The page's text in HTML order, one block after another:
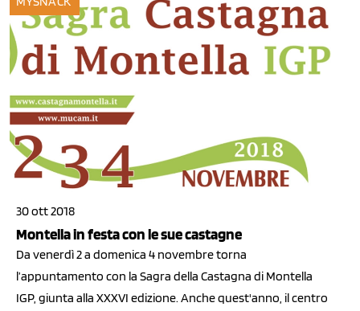
30 ott 2018
Montella in festa con le sue castagne
Da venerdì 2 a domenica 4 novembre torna
l’appuntamento con la Sagra della Castagna di Montella
IGP, giunta alla XXXVI edizione. Anche quest'anno, il centro